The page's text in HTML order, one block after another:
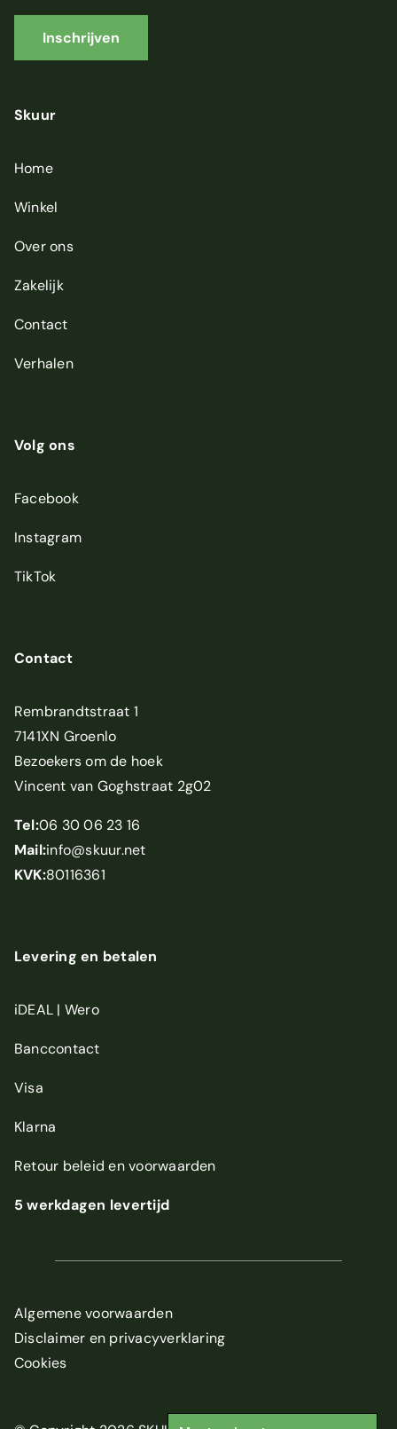
a
r
e
Inschrijven
Skuur
Home
Winkel
Over ons
Zakelijk
Contact
Verhalen
Volg ons
Facebook
Instagram
TikTok
Contact
Rembrandtstraat 1
7141XN Groenlo
Bezoekers om de hoek
Vincent van Goghstraat 2g02
Tel:06 30 06 23 16
Mail:info@skuur.net
KVK:80116361
Levering en betalen
iDEAL | Wero
Banccontact
Visa
Klarna
Retour beleid envoorwaarden
5 werkdagen levertijd
Algemene voorwaarden
Disclaimer en privacyverklaring
Cookies